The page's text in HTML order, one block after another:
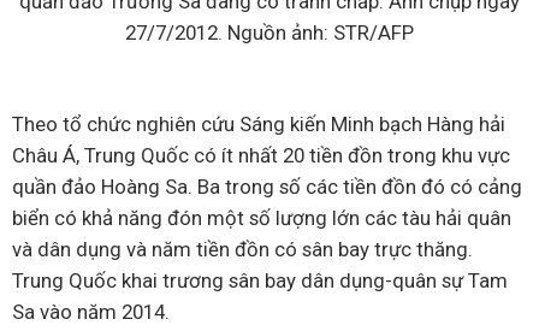
27/7/2012. Nguồn ảnh: STR/AFP
Theo tổ chức nghiên cứu Sáng kiến Minh bạch Hàng hải
Châu Á, Trung Quốc có ít nhất 20 tiền đồn trong khu vực
quần đảo Hoàng Sa. Ba trong số các tiền đồn đó có cảng
biển có khả năng đón một số lượng lớn các tàu hải quân
và dân dụng và năm tiền đồn có sân bay trực thăng.
Trung Quốc khai trương sân bay dân dụng-quân sự Tam
Sa vào năm 2014.